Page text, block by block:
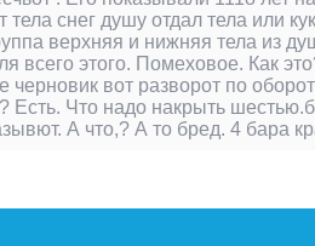
снег душу отдал тела или
верхняя и нижняя тела из
этого. Помеховое. Как
вот разворот по
Есть. Что надо накрыть
А что,? А то бред. 4 бара